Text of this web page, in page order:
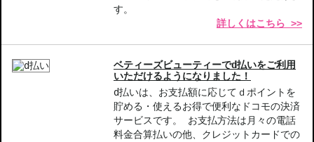
す。
詳しくはこちら >>
ベティーズビューティーでd払いをご利用
いただけるようになりました！
d払いは、お支払額に応じてｄポイントを
貯める・使えるお得で便利なドコモの決済
サービスです。 お支払方法は月々の電話
料金合算払いの他、クレジットカードでの